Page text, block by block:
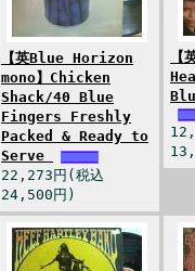
【英Blue Horizon
mono】Chicken
Shack/40 Blue
Fingers Freshly
Packed & Ready to
Serve
22,273円(税込
24,500円)